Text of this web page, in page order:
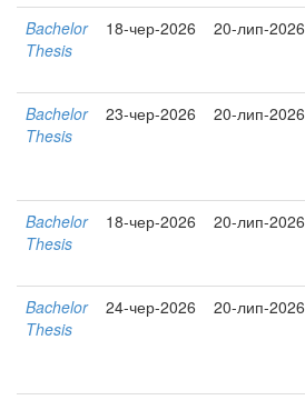
Bachelor
Thesis
18-чер-2026 20-лип-2026
Bachelor
Thesis
23-чер-2026 20-лип-2026
Bachelor
Thesis
18-чер-2026 20-лип-2026
Bachelor
Thesis
24-чер-2026 20-лип-2026